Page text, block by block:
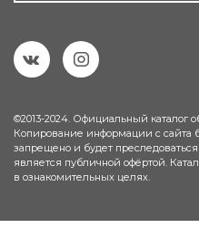
©2013-2024. Официальный каталог
Копирование информации с сайта
запрещено и будет
является публичной офёртой.
в ознакомительных целях.